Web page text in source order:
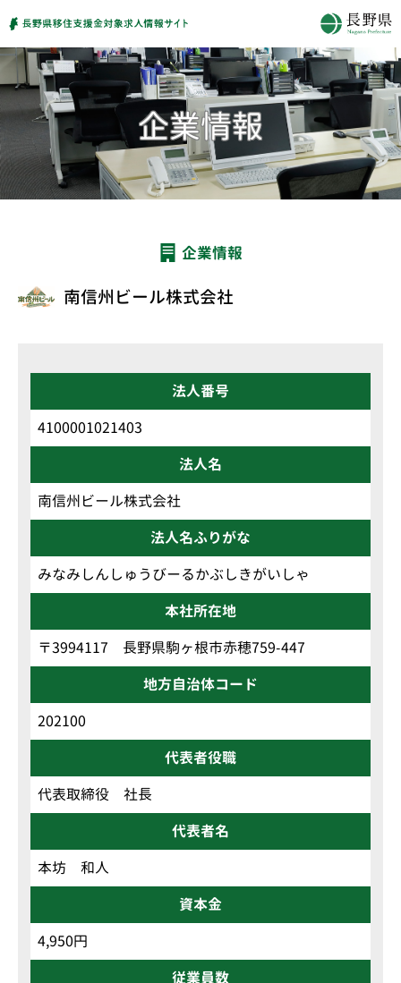
企業情報
南信州ビール株式会社
法人番号
4100001021403
法人名
南信州ビール株式会社
法人名ふりがな
みなみしんしゅうびーるかぶしきがいしゃ
本社所在地
〒3994117 長野県駒ヶ根市赤穂759-447
地方自治体コード
202100
代表者役職
代表取締役 社長
代表者名
本坊 和人
資本金
4,950円
従業員数